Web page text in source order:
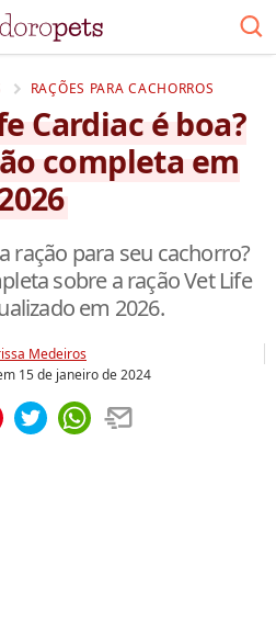
RAÇÕES PARA CACHORROS
Cardiac é boa?
completa em
ração para seu cachorro?
sobre a ração Vet Life
em 2026.
Medeiros
15 de janeiro de 2024